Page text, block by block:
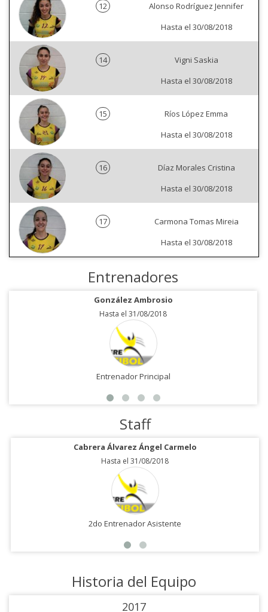
12
Alonso Rodríguez Jennifer
Hasta el 30/08/2018
14
Vigni Saskia
Hasta el 30/08/2018
15
Ríos López Emma
Hasta el 30/08/2018
16
Díaz Morales Cristina
Hasta el 30/08/2018
17
Carmona Tomas Mireia
Hasta el 30/08/2018
Entrenadores
González Ambrosio
Hasta el 31/08/2018
Entrenador Principal
Staff
Cabrera Álvarez Ángel Carmelo
Hasta el 31/08/2018
2do Entrenador Asistente
Historia del Equipo
2017